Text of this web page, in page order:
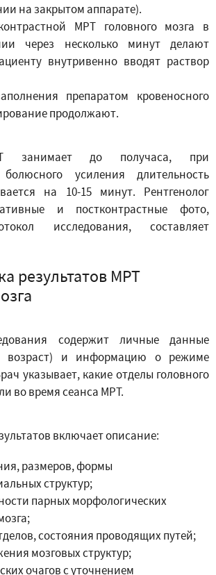
на закрытом аппарате).
МРТ головного мозга в
через несколько минут делают
внутривенно вводят раствор
препаратом кровеносного
продолжают.
занимает до получаса, при
усиления длительность
на 10-15 минут. Рентгенолог
и постконтрастные фото,
исследования, составляет
результатов МРТ
содержит личные данные
возраст) и информацию о режиме
указывает, какие отделы головного
во время сеанса МРТ.
включает описание:
размеров, формы
структур;
парных морфологических
состояния проводящих путей;
мозговых структур;
очагов с уточнением